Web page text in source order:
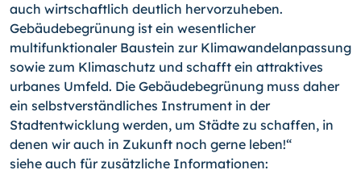
auch wirtschaftlich deutlich hervorzuheben.
Gebäudebegrünung ist ein wesentlicher
multifunktionaler Baustein zur Klimawandelanpassung
sowie zum Klimaschutz und schafft ein attraktives
urbanes Umfeld. Die Gebäudebegrünung muss daher
ein selbstverständliches Instrument in der
Stadtentwicklung werden, um Städte zu schaffen, in
denen wir auch in Zukunft noch gerne leben!“
siehe auch für zusätzliche Informationen: